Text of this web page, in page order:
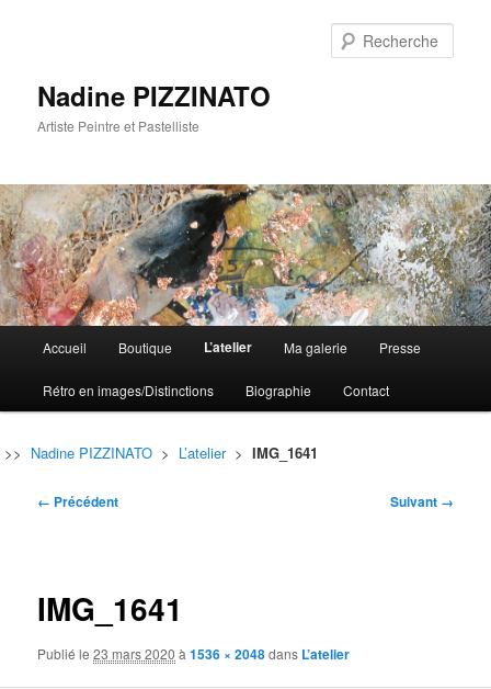
Nadine PIZZINATO
Artiste Peintre et Pastelliste
principal
Aller
au
contenu
principal
Aller
au
contenu
secondaire
Accueil Boutique L’atelier Ma galerie Presse
Rétro en images/Distinctions Biographie Contact
>> Nadine PIZZINATO > L’atelier> IMG_1641
Navigation
← Précédent Suivant →
IMG_1641
Publié le23 mars 2020 à1536 × 2048dans L’atelier